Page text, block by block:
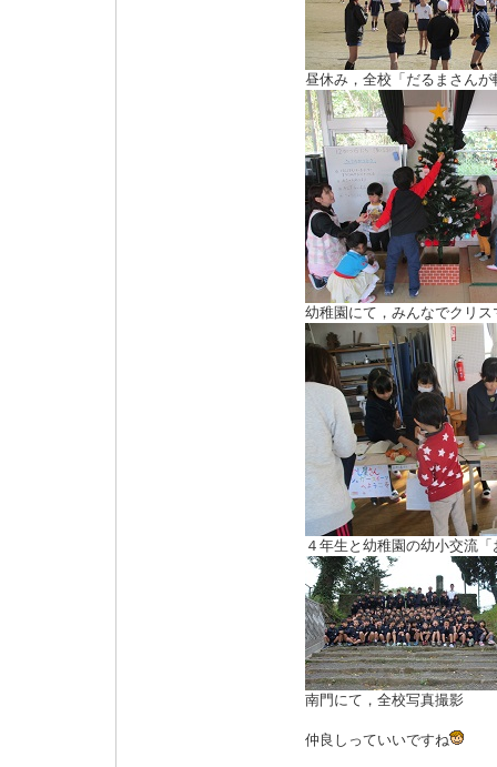
昼休み，全校「だるまさんが
幼稚園にて，みんなでクリ
４年生と幼稚園の幼小交流
南門にて，全校写真撮影
仲良しっていいですね